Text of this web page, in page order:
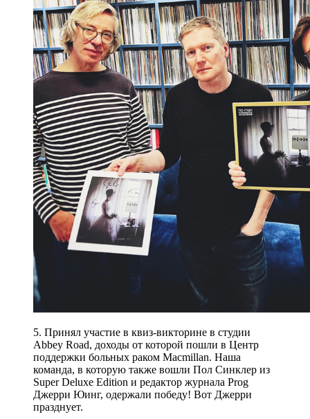
5. Принял участие в квиз-викторине в студии
Abbey Road, доходы от которой пошли в Центр
поддержки больных раком Macmillan. Наша
команда, в которую также вошли Пол Синклер из
Super Deluxe Edition и редактор журнала Prog
Джерри Юинг, одержали победу! Вот Джерри
празднует.